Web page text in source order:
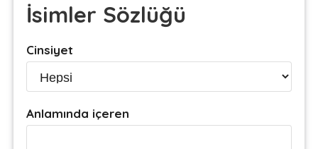
İsimler Sözlüğü
Cinsiyet
Anlamında içeren